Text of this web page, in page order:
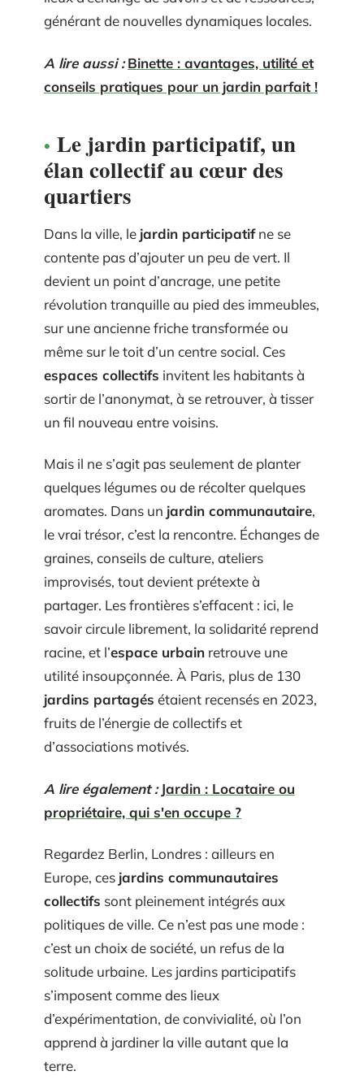
générant de nouvelles dynamiques locales.
A lire aussi : Binette : avantages, utilité et
conseils pratiques pour un jardin parfait !
Le jardin participatif, un
élan collectif au cœur des
quartiers
Dans la ville, le jardin participatifne se
contente pas d’ajouter un peu de vert. Il
devient un point d’ancrage, une petite
révolution tranquille au pied des immeubles,
sur une ancienne friche transformée ou
même sur le toit d’un centre social. Ces
espaces collectifs invitent les habitants à
sortir de l’anonymat, à se retrouver, à tisser
un fil nouveau entre voisins.
Mais il ne s’agit pas seulement de planter
quelques légumes ou de récolter quelques
aromates. Dans un jardin communautaire,
le vrai trésor, c’est la rencontre. Échanges de
graines, conseils de culture, ateliers
improvisés, tout devient prétexte à
partager. Les frontières s’effacent : ici, le
savoir circule librement, la solidarité reprend
racine, et l’espace urbain retrouve une
utilité insoupçonnée. À Paris, plus de 130
jardins partagés étaient recensés en 2023,
fruits de l’énergie de collectifs et
d’associations motivés.
A lire également : Jardin : Locataire ou
propriétaire, qui s'en occupe ?
Regardez Berlin, Londres : ailleurs en
Europe, ces jardins communautaires
collectifs sont pleinement intégrés aux
politiques de ville. Ce n’est pas une mode :
c’est un choix de société, un refus de la
solitude urbaine. Les jardins participatifs
s’imposent comme des lieux
d’expérimentation, de convivialité, où l’on
apprend à jardiner la ville autant que la
terre.